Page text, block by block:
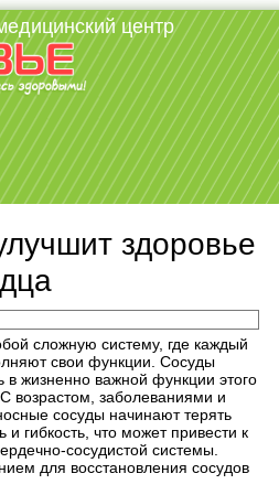
центр
здоровье
сложную систему, где каждый
свои функции. Сосуды
жизненно важной функции этого
возрастом, заболеваниями и
сосуды начинают терять
и гибкость, что может привести к
сосудистой системы.
для восстановления сосудов